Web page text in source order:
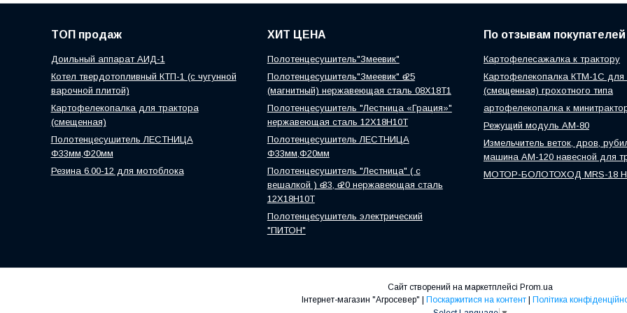
ТОП продаж
Доильный аппарат АИД-1
Котел твердотопливный КТП-1 (с чугунной
варочной плитой)
Картофелекопалка для трактора
(смещенная)
Полотенцесушитель ЛЕСТНИЦА
Ф33мм,Ф20мм
Резина 6.00-12 для мотоблока
ХИТ ЦЕНА
Полотенцесушитель"Змеевик"
Полотенцесушитель"Змеевик" ө 25
(магнитный) нержавеющая сталь 08Х18Т1
Полотенцесушитель "Лестница «Грация»"
нержавеющая сталь 12Х18Н10Т
Полотенцесушитель ЛЕСТНИЦА
Ф33мм,Ф20мм
Полотенцесушитель "Лестница" ( с
вешалкой ) ө 33, ө 20 нержавеющая сталь
12Х18Н10Т
Полотенцесушитель электрический
"ПИТОН"
По отзывам покупателей
Картофелесажалка к трактору
Картофелекопалка КТМ-1С для
(смещенная) грохотного типа
артофелекопалка к
Режущий модуль АМ-80
Измельчитель веток, дров,
машина АМ-120 навесной для
МОТОР-БОЛОТОХОД MRS-18
Сайт створений на маркетплейсі Prom.ua
Інтернет-магазин "Агросевер" | Поскаржитися на контент | Політика